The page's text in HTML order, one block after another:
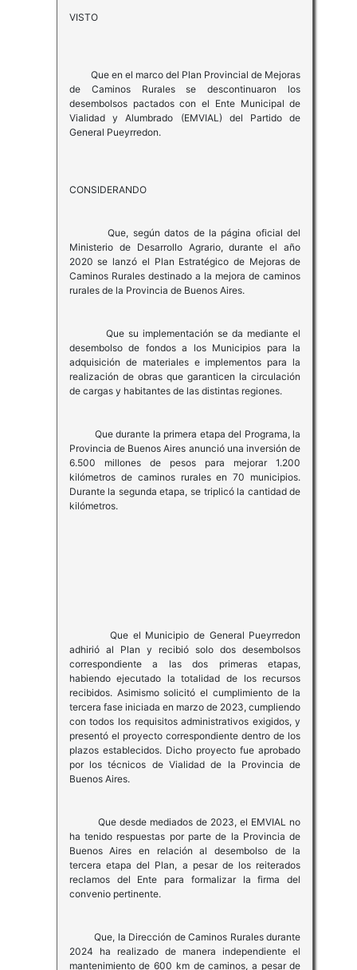
VISTO
Que en el marco del Plan Provincial de Mejoras
de Caminos Rurales se descontinuaron los
desembolsos pactados con el Ente Municipal de
Vialidad y Alumbrado (EMVIAL) del Partido de
General Pueyrredon.
CONSIDERANDO
Que, según datos de la página oficial del
Ministerio de Desarrollo Agrario, durante el año
2020 se lanzó el Plan Estratégico de Mejoras de
Caminos Rurales destinado a la mejora de caminos
rurales de la Provincia de Buenos Aires.
Que su implementación se da mediante el
desembolso de fondos a los Municipios para la
adquisición de materiales e implementos para la
realización de obras que garanticen la circulación
de cargas y habitantes de las distintas regiones.
Que durante la primera etapa del Programa, la
Provincia de Buenos Aires anunció una inversión de
6.500 millones de pesos para mejorar 1.200
kilómetros de caminos rurales en 70 municipios.
Durante la segunda etapa, se triplicó la cantidad de
kilómetros.
Que el Municipio de General Pueyrredon
adhirió al Plan y recibió solo dos desembolsos
correspondiente a las dos primeras etapas,
habiendo ejecutado la totalidad de los recursos
recibidos. Asimismo solicitó el cumplimiento de la
tercera fase iniciada en marzo de 2023, cumpliendo
con todos los requisitos administrativos exigidos, y
presentó el proyecto correspondiente dentro de los
plazos establecidos. Dicho proyecto fue aprobado
por los técnicos de Vialidad de la Provincia de
Buenos Aires.
Que desde mediados de 2023, el EMVIAL no
ha tenido respuestas por parte de la Provincia de
Buenos Aires en relación al desembolso de la
tercera etapa del Plan, a pesar de los reiterados
reclamos del Ente para formalizar la firma del
convenio pertinente.
Que, la Dirección de Caminos Rurales durante
2024 ha realizado de manera independiente el
mantenimiento de 600 km de caminos, a pesar de